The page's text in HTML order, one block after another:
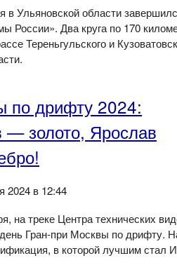
в Ульяновской области
России». Два круга по 170
Тереньгульского и
по дрифту 2024:
— золото, Ярослав
2024 в 12:44
на треке Центра технических
Гран-при Москвы по дрифту.
в которой лучшим стал